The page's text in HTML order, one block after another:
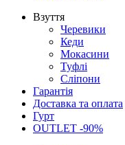
Взуття
Черевики
Кеди
Мокасини
Туфлі
Сліпони
Гарантія
Доставка та оплата
Гурт
OUTLET -90%